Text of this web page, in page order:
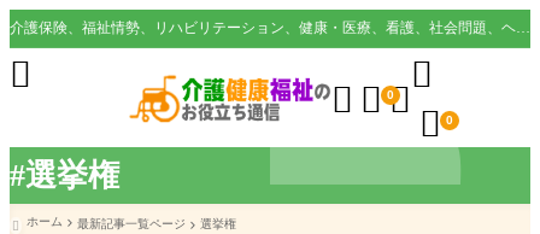
#選挙権
介護保険、福祉情勢、リハビリテーション、健康・医療、看護、社会問題、ヘルスケア業界など様々な切り口から役立つ情報を配信。
  0

 0

 ホーム 最新記事一覧ページ 選挙権